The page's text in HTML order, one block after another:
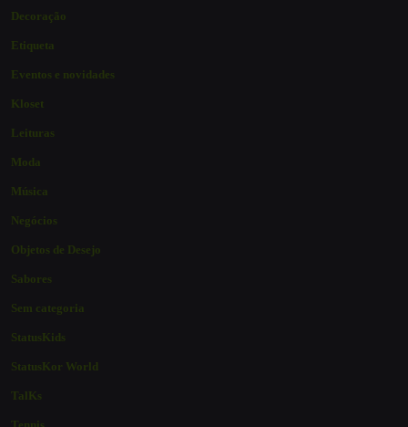
Decoração
Etiqueta
Eventos e novidades
Kloset
Leituras
Moda
Música
Negócios
Objetos de Desejo
Sabores
Sem categoria
StatusKids
StatusKor World
TalKs